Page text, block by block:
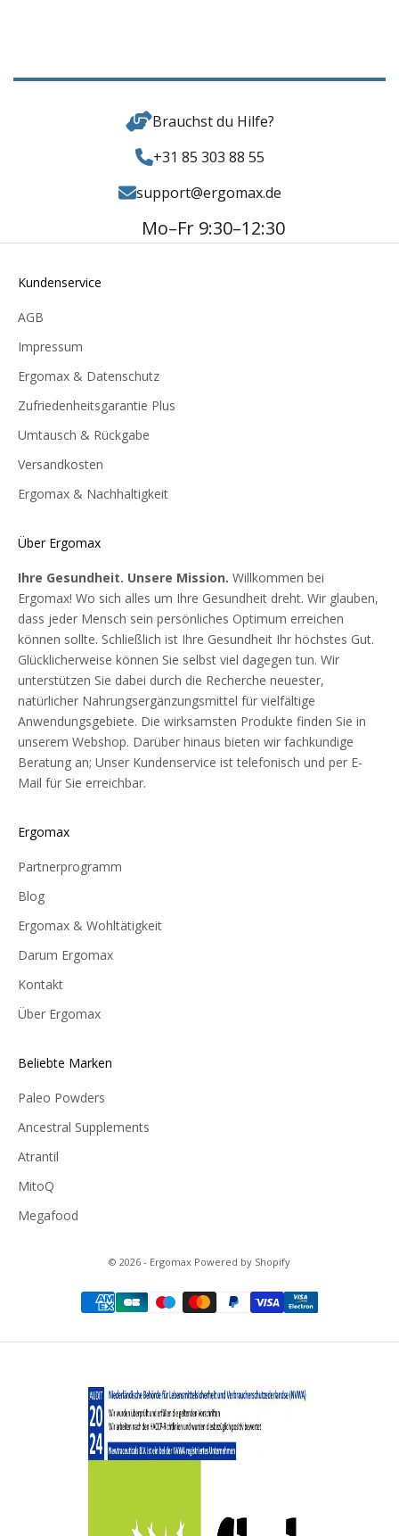
Brauchst du Hilfe?
+31 85 303 88 55
support@ergomax.de
Mo–Fr 9:30–12:30
Kundenservice
AGB
Impressum
Ergomax & Datenschutz
Zufriedenheitsgarantie Plus
Umtausch & Rückgabe
Versandkosten
Ergomax & Nachhaltigkeit
Über Ergomax
Ihre Gesundheit. Unsere Mission. Willkommen bei
Ergomax! Wo sich alles um Ihre Gesundheit dreht. Wir glauben,
dass jeder Mensch sein persönliches Optimum erreichen
können sollte. Schließlich ist Ihre Gesundheit Ihr höchstes Gut.
Glücklicherweise können Sie selbst viel dagegen tun. Wir
unterstützen Sie dabei durch die Recherche neuester,
natürlicher Nahrungsergänzungsmittel für vielfältige
Anwendungsgebiete. Die wirksamsten Produkte finden Sie in
unserem Webshop. Darüber hinaus bieten wir fachkundige
Beratung an; Unser Kundenservice ist telefonisch und per E-
Mail für Sie erreichbar.
Ergomax
Partnerprogramm
Blog
Ergomax & Wohltätigkeit
Darum Ergomax
Kontakt
Über Ergomax
Beliebte Marken
Paleo Powders
Ancestral Supplements
Atrantil
MitoQ
Megafood
© 2026 - Ergomax Powered by Shopify